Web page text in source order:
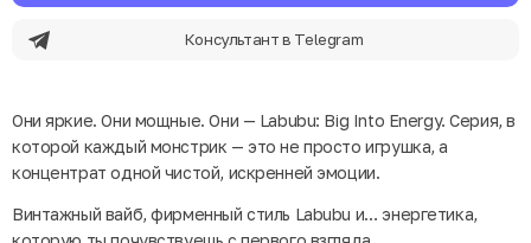
Консультант в Telegram
Они яркие. Они мощные. Они — Labubu: Big Into Energy. Серия, в
которой каждый монстрик — это не просто игрушка, а
концентрат одной чистой, искренней эмоции.
Винтажный вайб, фирменный стиль Labubu и… энергетика,